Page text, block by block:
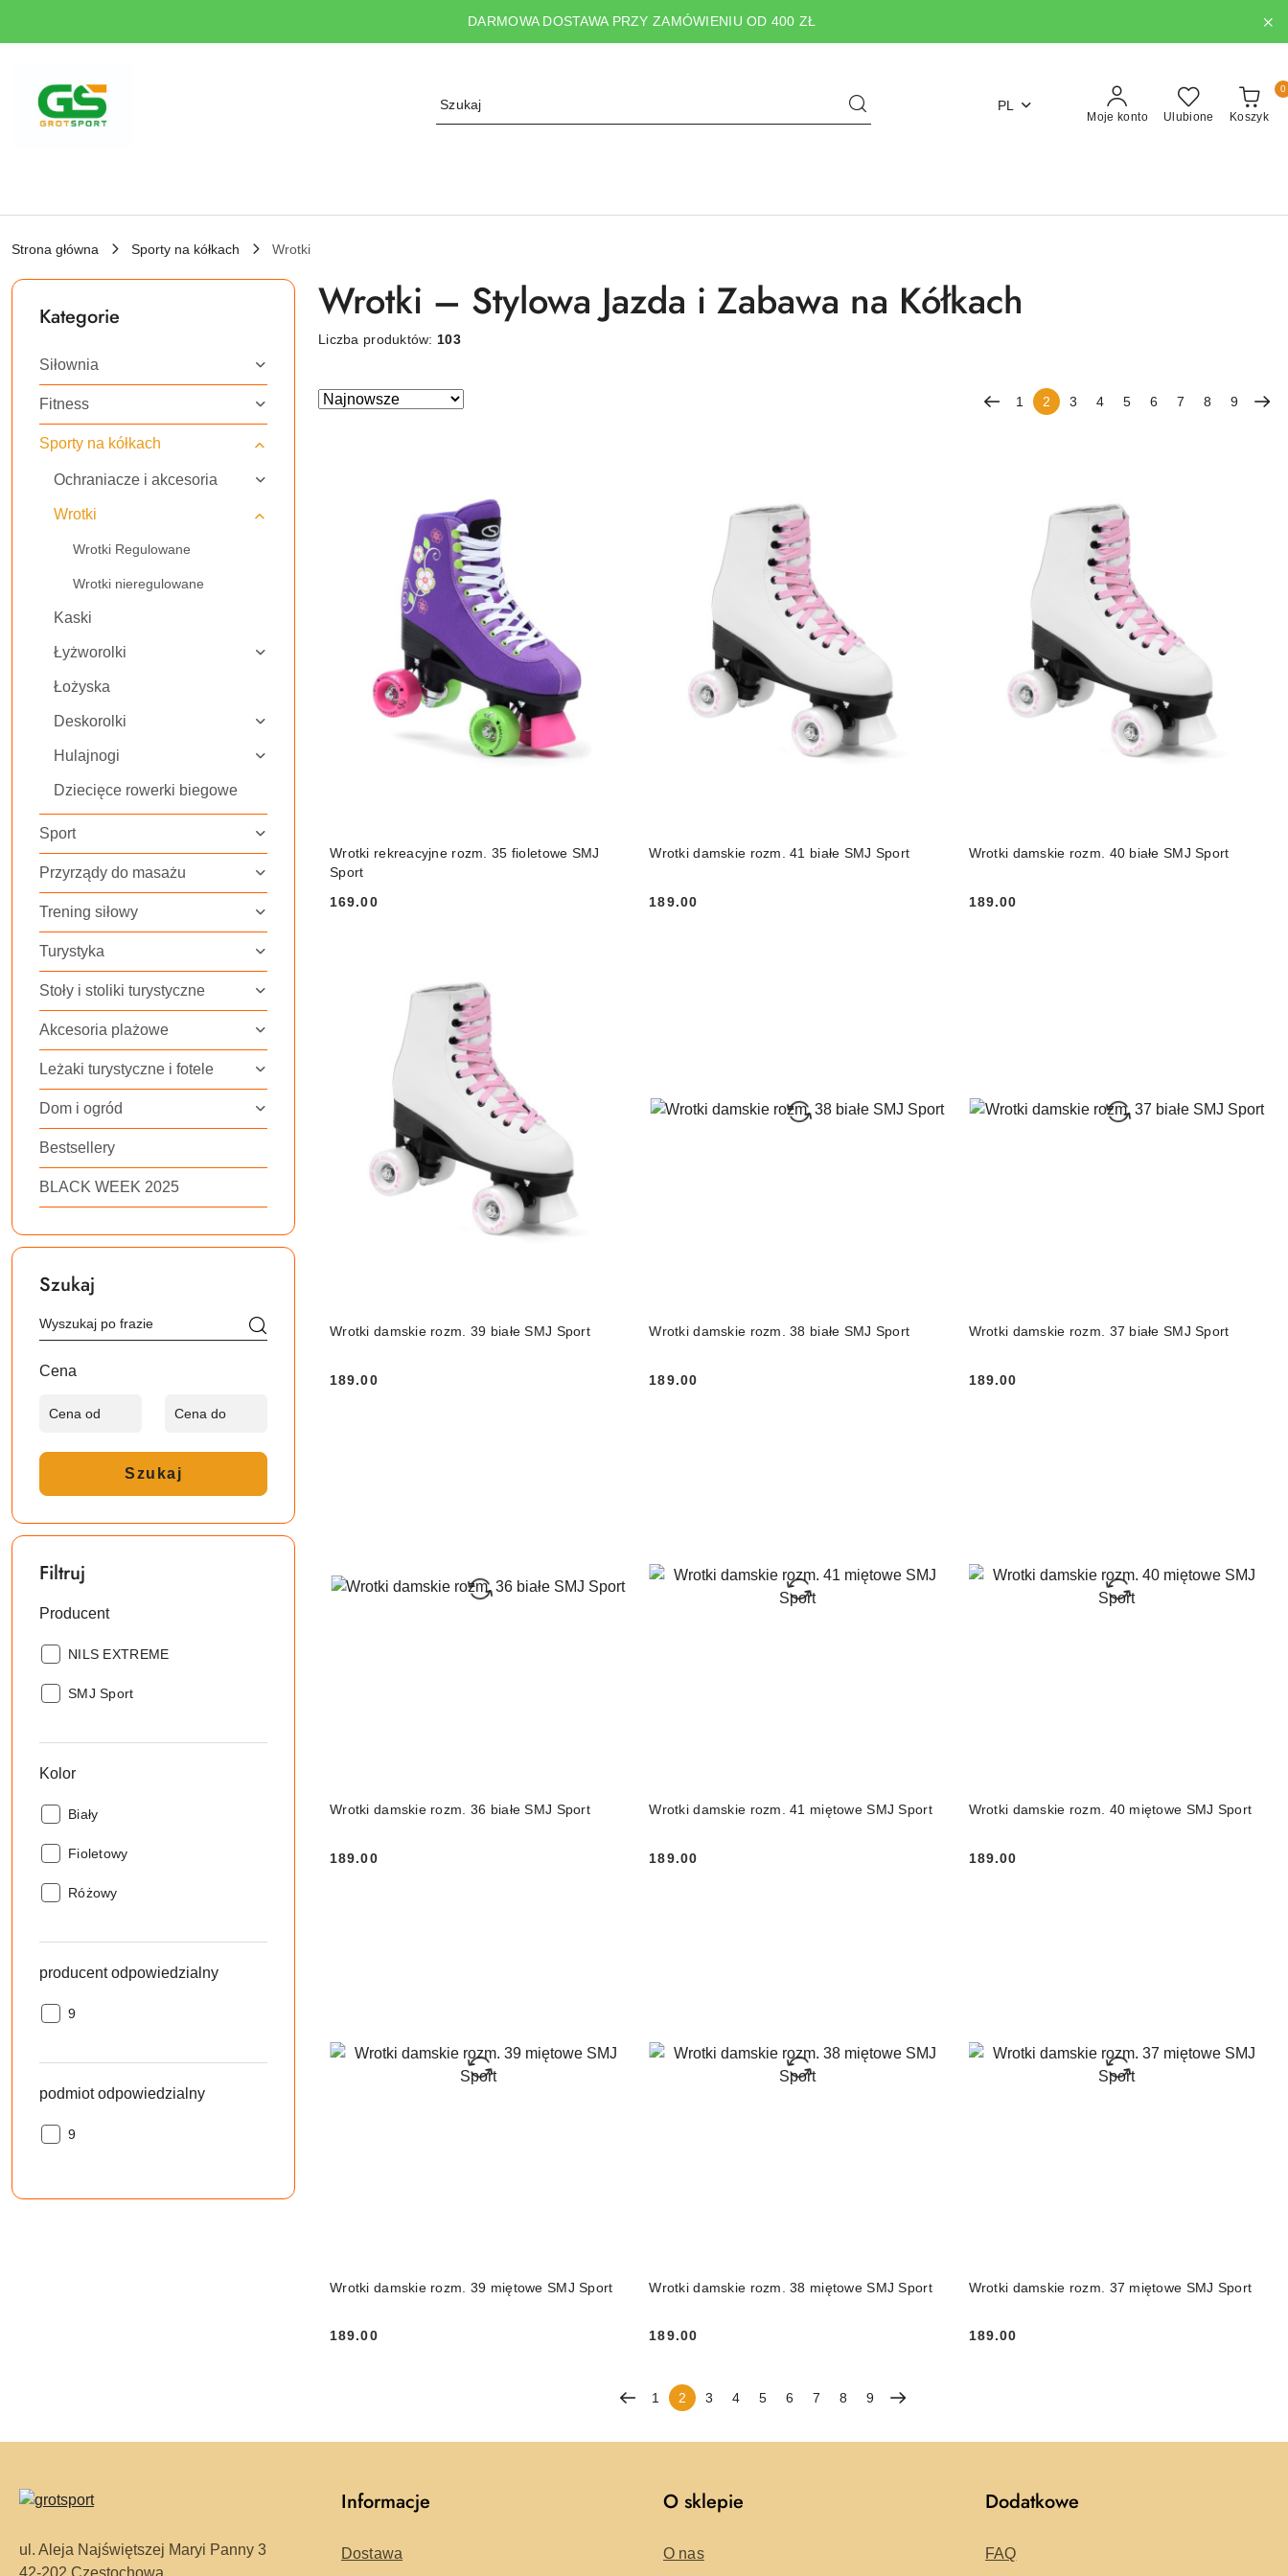
DARMOWA DOSTAWA PRZY ZAMÓWIENIU OD 400 ZŁ
PL
Moje konto Ulubione Koszyk
0
Strona główna Sporty na kółkach Wrotki
Kategorie
Siłownia
Fitness
Sporty na kółkach
Ochraniacze i akcesoria
Wrotki
Wrotki Regulowane
Wrotki nieregulowane
Kaski
Łyżworolki
Łożyska
Deskorolki
Hulajnogi
Dziecięce rowerki biegowe
Sport
Przyrządy do masażu
Trening siłowy
Turystyka
Stoły i stoliki turystyczne
Akcesoria plażowe
Leżaki turystyczne i fotele
Dom i ogród
Bestsellery
BLACK WEEK 2025
Szukaj
Cena
Szukaj
Filtruj
Producent
Producent:
NILS EXTREME
Producent:
SMJ Sport
Kolor
Kolor:
Biały
Kolor:
Fioletowy
Kolor:
Różowy
producent odpowiedzialny
producent
9
podmiot odpowiedzialny
podmiot
9
Wrotki – Stylowa Jazda i Zabawa na Kółkach
Liczba produktów: 103
Zastosowano
Sortuj
1 2 3 4 5 6 7 8 9
Wrotki rekreacyjne rozm. 35 fioletowe SMJ
Sport
Cena:
169.00
Wrotki damskie rozm. 41 białe SMJ Sport
Cena:
189.00
DO KOSZYKA
Wrotki damskie rozm. 40 białe SMJ Sport
Cena:
189.00
DO KOSZYKA
Wrotki damskie rozm. 39 białe SMJ Sport
Cena:
189.00
Wrotki damskie rozm. 38 białe SMJ Sport
Cena:
189.00
Wrotki damskie rozm. 37 białe SMJ Sport
Cena:
189.00
Wrotki damskie rozm. 36 białe SMJ Sport
Cena:
189.00
Wrotki damskie rozm. 41 miętowe SMJ Sport
Cena:
189.00
Wrotki damskie rozm. 40 miętowe SMJ Sport
Cena:
189.00
Wrotki damskie rozm. 39 miętowe SMJ Sport
Cena:
189.00
Wrotki damskie rozm. 38 miętowe SMJ Sport
Cena:
189.00
Wrotki damskie rozm. 37 miętowe SMJ Sport
Cena:
189.00
1 2 3 4 5 6 7 8 9
ul. Aleja Najświętszej Maryi Panny 3
Informacje
Dostawa
O sklepie
O nas
Dodatkowe
FAQ